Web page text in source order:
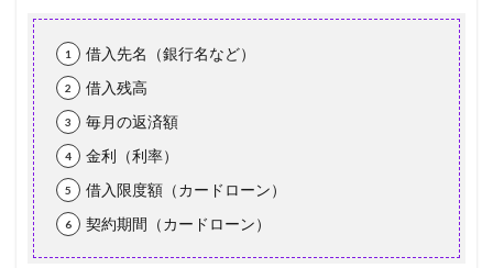
借入先名（銀行名など）
借入残高
毎月の返済額
金利（利率）
借入限度額（カードローン）
契約期間（カードローン）